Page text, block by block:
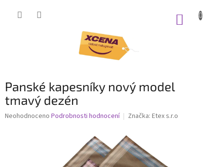
Panské kapesníky nový model
tmavý dezén
Průměrné
Neohodnoceno Podrobnosti hodnocení Značka: Etex s.r.o